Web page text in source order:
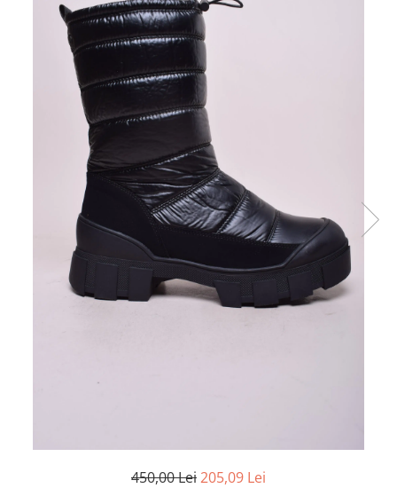
450,00 Lei205,09 Lei